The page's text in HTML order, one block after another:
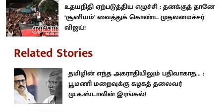
உதயநிதி ஏற்படுத்திய எழுச்சி : தனக்குத் தானே
‘சூனியம்' வைத்துக் கொண்ட முதலமைச்சர்
விஜய்!
Related Stories
தமிழின் எந்த அகராதியிலும் பதிவாகாத... :
பூமணி மறைவுக்கு கழகத் தலைவர்
மு.க.ஸ்டாலின் இரங்கல்!